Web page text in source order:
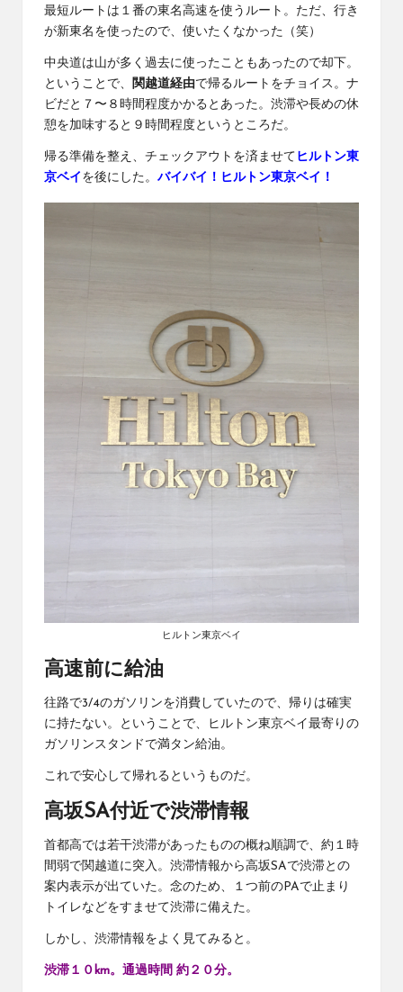
最短ルートは１番の東名高速を使うルート。ただ、行き
が新東名を使ったので、使いたくなかった（笑）
中央道は山が多く過去に使ったこともあったので却下。
ということで、
関越道経由 で帰るルートをチョイス。ナ
ビだと７〜８時間程度かかるとあった。渋滞や長めの休
憩を加味すると９時間程度というところだ。
帰る準備を整え、チェックアウトを済ませて ヒルトン東
京ベイ を後にした。 バイバイ！ヒルトン東京ベイ！
ヒルトン東京ベイ
高速前に給油
往路で3/4のガソリンを消費していたので、帰りは確実
に持たない。ということで、ヒルトン東京ベイ最寄りの
ガソリンスタンドで満タン給油。
これで安心して帰れるというものだ。
高坂SA付近で渋滞情報
首都高では若干渋滞があったものの概ね順調で、約１時
間弱で関越道に突入。渋滞情報から高坂SAで渋滞との
案内表示が出ていた。念のため、１つ前のPAで止まり
トイレなどをすませて渋滞に備えた。
しかし、渋滞情報をよく見てみると。
渋滞１０km。通過時間 約２０分。